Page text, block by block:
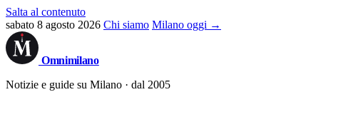
Salta al contenuto
sabato 8 agosto 2026 Chi siamo Milano oggi →
Omnimilano
Notizie e guide su Milano · dal 2005